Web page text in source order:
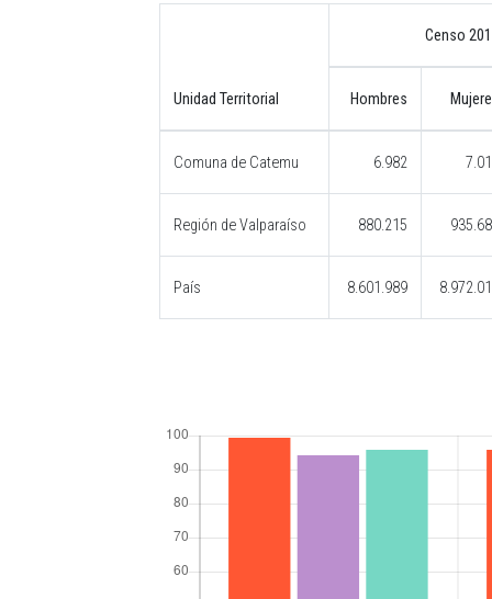
Unidad Territorial
Censo
Hombres
Comuna de Catemu 6.982
Región de Valparaíso 880.215
País 8.601.989